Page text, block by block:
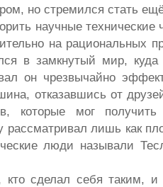
но стремился стать
научные технические
на рациональных
в замкнутый мир,
он чрезвычайно
отказавшись от
которые мог
рассматривал лишь как
люди называли
сделал себя таким, и